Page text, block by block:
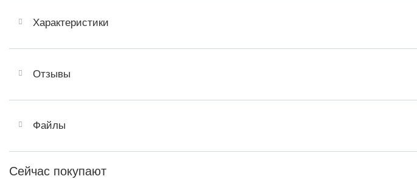
Характеристики
Отзывы
Файлы
Сейчас покупают